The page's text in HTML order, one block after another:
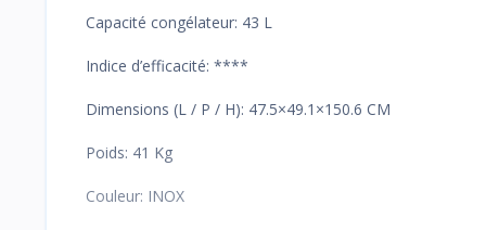
Capacité congélateur: 43 L
Indice d’efficacité: ****
Dimensions (L / P / H): 47.5×49.1×150.6 CM
Poids: 41 Kg
Couleur: INOX